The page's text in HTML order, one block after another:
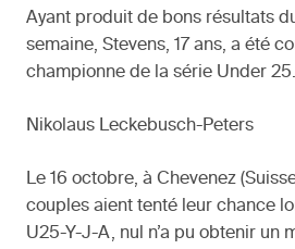
Ayant produit de bons résultats
semaine, Stevens, 17 ans, a été
championne de la série Under 25.
Nikolaus Leckebusch-Peters
Le 16 octobre, à Chevenez
couples aient tenté leur chance
U25-Y-J-A, nul n’a pu obtenir un